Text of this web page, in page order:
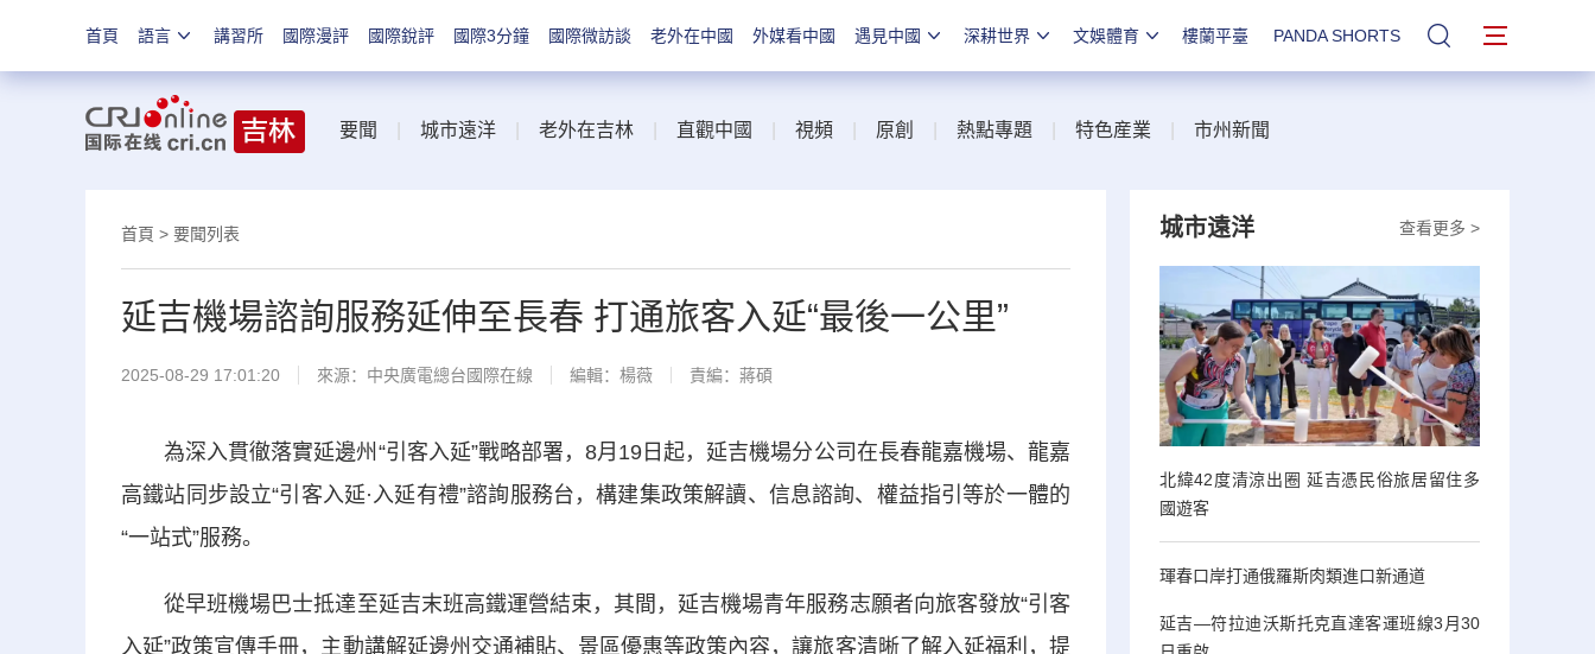
首頁 語言 講習所 國際漫評 國際銳評 國際3分鐘 國際微訪談 老外在中國 外媒看中國 遇見中國 深耕世界 文娛體育 樓蘭平臺 PANDA SHORTS 站內搜索
要聞 城市遠洋 老外在吉林 直觀中國 視頻 原創 熱點專題 特色産業 市州新聞
首頁 > 要聞列表
延吉機場諮詢服務延伸至長春 打通旅客入延“最後一公里”
2025-08-29 17:01:20 來源：中央廣電總台國際在線 編輯：楊薇 責編：蔣碩
為深入貫徹落實延邊州“引客入延”戰略部署，8月19日起，延吉機場分公司在長春龍嘉機場、龍嘉
高鐵站同步設立“引客入延·入延有禮”諮詢服務台，構建集政策解讀、信息諮詢、權益指引等於一體的
“一站式”服務。
從早班機場巴士抵達至延吉末班高鐵運營結束，其間，延吉機場青年服務志願者向旅客發放“引客
入延”政策宣傳手冊，主動講解延邊州交通補貼、景區優惠等政策內容，讓旅客清晰了解入延福利，提
查看更多 >
城市遠洋
北緯42度清涼出圈 延吉憑民俗旅居留住多
國遊客
琿春口岸打通俄羅斯肉類進口新通道
延吉—符拉迪沃斯托克直達客運班線3月30